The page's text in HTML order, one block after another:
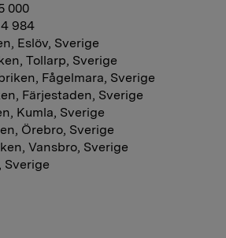
000
984
Eslöv, Sverige
Tollarp, Sverige
Fågelmara, Sverige
Färjestaden, Sverige
Kumla, Sverige
Örebro, Sverige
Vansbro, Sverige
Sverige